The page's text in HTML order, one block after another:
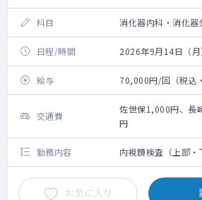
科目 消化器内科・消化器
日程/時間 2026年9月14日（
給与 70,000円/回（税込
交通費
佐世保1,000円、長
円
勤務内容 内視鏡検査（上部・
お気に入り